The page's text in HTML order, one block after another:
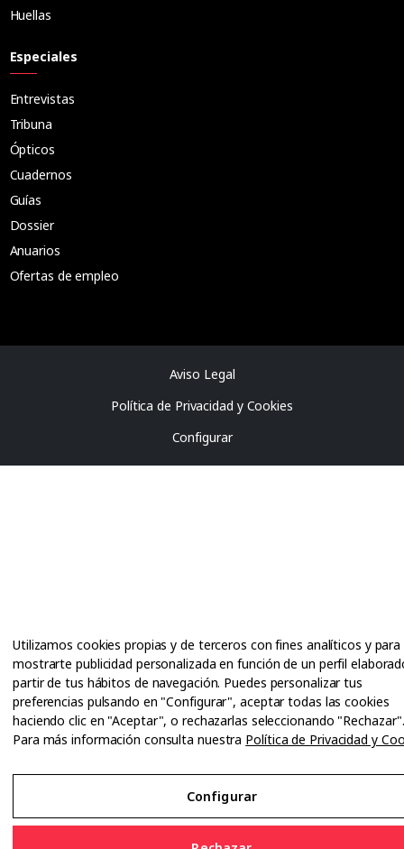
Huellas
Especiales
Entrevistas
Tribuna
Ópticos
Cuadernos
Guías
Dossier
Anuarios
Ofertas de empleo
Utilizamos cookies propias y de terceros con fines analíticos y para
mostrarte publicidad personalizada en función de un perfil
partir de tus hábitos de navegación. Puedes personalizar tus
preferencias pulsando en "Configurar", aceptar todas las cookies
haciendo clic en "Aceptar", o rechazarlas seleccionando
Para más información consulta nuestra Política de Privacidad y
Configurar
Aviso Legal
Política de Privacidad y Cookies
Configurar